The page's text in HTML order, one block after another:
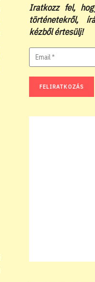
Iratkozz fel,
történetekről,
kézből értesülj!